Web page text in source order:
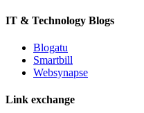
IT & Technology Blogs
Blogatu
Smartbill
Websynapse
Link exchange